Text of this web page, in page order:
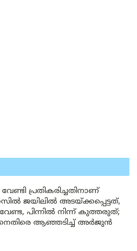
വേണ്ടി പ്രതികരിച്ചതിനാണ്
ജയിലിൽ അടയ്ക്കപ്പെട്ടത്,
പിന്നിൽ നിന്ന് കുത്തരുത്;
ആഞ്ഞടിച്ച് അർജുൻ